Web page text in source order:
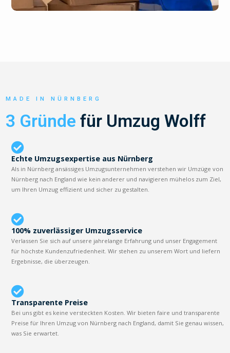
MADE IN NÜRNBERG
3 Gründe für Umzug Wolff
Echte Umzugsexpertise aus Nürnberg
Als in Nürnberg ansässiges Umzugsunternehmen verstehen wir Umzüge von
Nürnberg nach England wie kein anderer und navigieren mühelos zum Ziel,
um Ihren Umzug effizient und sicher zu gestalten.
100% zuverlässiger Umzugsservice
Verlassen Sie sich auf unsere jahrelange Erfahrung und unser Engagement
für höchste Kundenzufriedenheit. Wir stehen zu unserem Wort und liefern
Ergebnisse, die überzeugen.
Transparente Preise
Bei uns gibt es keine versteckten Kosten. Wir bieten faire und transparente
Preise für Ihren Umzug von Nürnberg nach England, damit Sie genau wissen,
was Sie erwartet.